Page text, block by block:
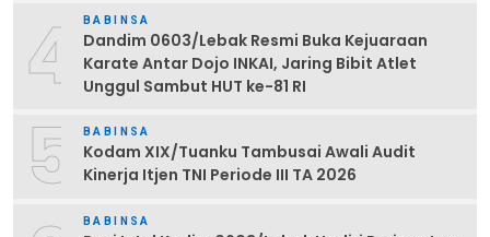
4 BABINSA
Dandim 0603/Lebak Resmi Buka Kejuaraan
Karate Antar Dojo INKAI, Jaring Bibit Atlet
Unggul Sambut HUT ke-81 RI
5 BABINSA
Kodam XIX/Tuanku Tambusai Awali Audit
Kinerja Itjen TNI Periode III TA 2026
BABINSA